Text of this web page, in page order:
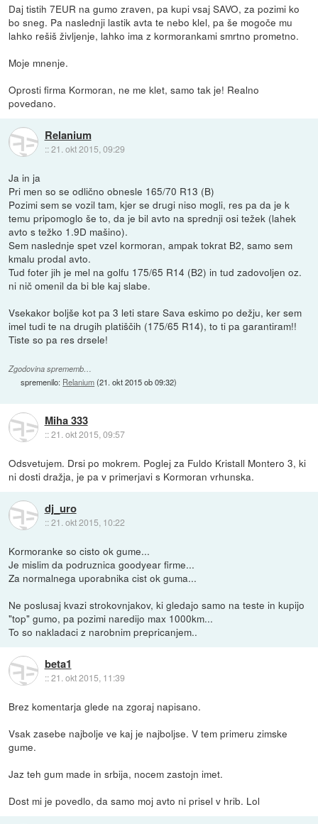
Daj tistih 7EUR na gumo zraven, pa kupi vsaj SAVO, za pozimi ko
bo sneg. Pa naslednji lastik avta te nebo klel, pa še mogoče mu
lahko rešiš življenje, lahko ima z kormorankami smrtno prometno.
Moje mnenje.
Oprosti firma Kormoran, ne me klet, samo tak je! Realno
povedano.
Relanium
::21. okt 2015, 09:29
Ja in ja
Pri men so se odlično obnesle 165/70 R13 (B)
Pozimi sem se vozil tam, kjer se drugi niso mogli, res pa da je k
temu pripomoglo še to, da je bil avto na sprednji osi težek (lahek
avto s težko 1.9D mašino).
Sem naslednje spet vzel kormoran, ampak tokrat B2, samo sem
kmalu prodal avto.
Tud foter jih je mel na golfu 175/65 R14 (B2) in tud zadovoljen oz.
ni nič omenil da bi ble kaj slabe.
Vsekakor boljše kot pa 3 leti stare Sava eskimo po dežju, ker sem
imel tudi te na drugih platiščih (175/65 R14), to ti pa garantiram!!
Tiste so pa res drsele!
Zgodovina sprememb…
spremenilo: Relanium(21. okt 2015 ob 09:32)
Miha 333
::21. okt 2015, 09:57
Odsvetujem. Drsi po mokrem. Poglej za Fuldo Kristall Montero 3, ki
ni dosti dražja, je pa v primerjavi s Kormoran vrhunska.
dj_uro
::21. okt 2015, 10:22
Kormoranke so cisto ok gume...
Je mislim da podruznica goodyear firme...
Za normalnega uporabnika cist ok guma...
Ne poslusaj kvazi strokovnjakov, ki gledajo samo na teste in kupijo
"top" gumo, pa pozimi naredijo max 1000km...
To so nakladaci z narobnim prepricanjem..
beta1
::21. okt 2015, 11:39
Brez komentarja glede na zgoraj napisano.
Vsak zasebe najbolje ve kaj je najboljse. V tem primeru zimske
gume.
Jaz teh gum made in srbija, nocem zastojn imet.
Dost mi je povedlo, da samo moj avto ni prisel v hrib. Lol